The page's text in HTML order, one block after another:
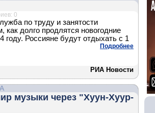
0
по труду и занятости
как долго продлятся новогодние
году. Россияне будут отдыхать с 1
Подробнее
РИА Новости
музыки через "Хуун-Хуур-